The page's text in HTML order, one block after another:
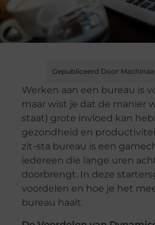
Gepubliceerd Door
Werken aan een bureau is
maar wist je dat de manier
staat) grote invloed kan
gezondheid en
zit-sta bureau is een
iedereen die lange uren
doorbrengt. In deze
voordelen en hoe je het
bureau haalt.